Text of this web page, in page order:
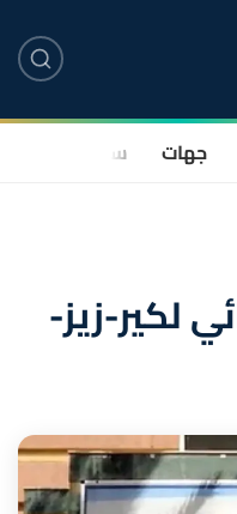
جهات سياسة
لكير-زيز-